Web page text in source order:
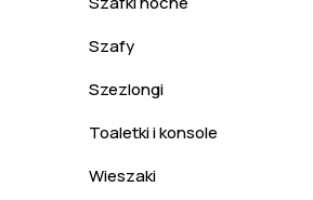
Szafy
Szezlongi
Toaletki i konsole
Wieszaki